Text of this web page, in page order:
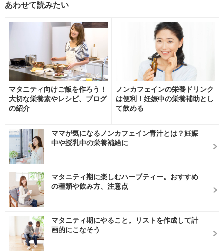
あわせて読みたい
マタニティ向けご飯を作ろう！
大切な栄養素やレシピ、ブログ
の紹介
ノンカフェインの栄養ドリンク
は便利！妊娠中の栄養補助とし
て飲める
ママが気になるノンカフェイン青汁とは？妊娠
中や授乳中の栄養補給に
マタニティ期に楽しむハーブティー。おすすめ
の種類や飲み方、注意点
マタニティ期にやること。リストを作成して計
画的にこなそう